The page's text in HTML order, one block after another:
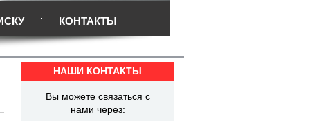
КОНТАКТЫ
НАШИ КОНТАКТЫ
Вы можете связаться с
нами через: